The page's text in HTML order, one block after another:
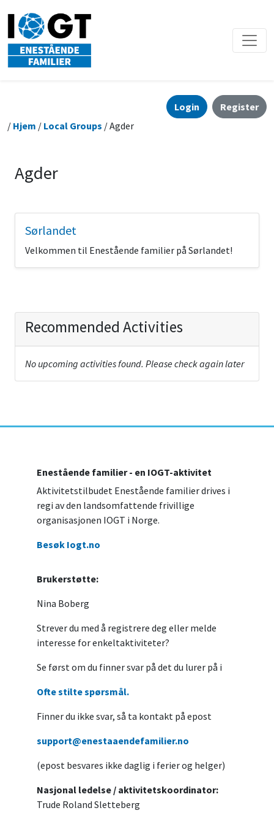
Login
Register
/ Hjem / Local Groups / Agder
Agder
Sørlandet
Velkommen til Enestående familier på Sørlandet!
Recommended Activities
No upcoming activities found. Please check again later
Enestående familier - en IOGT-aktivitet
Aktivitetstilbudet Enestående familier drives i
regi av den landsomfattende frivillige
organisasjonen IOGT i Norge.
Besøk Iogt.no
Brukerstøtte:
Nina Boberg
Strever du med å registrere deg eller melde
interesse for enkeltaktiviteter?
Se først om du finner svar på det du lurer på i
Ofte stilte spørsmål.
Finner du ikke svar, så ta kontakt på epost
support@enestaaendefamilier.no
(epost besvares ikke daglig i ferier og helger)
Nasjonal ledelse / aktivitetskoordinator:
Trude Roland Sletteberg